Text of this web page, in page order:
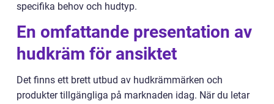
specifika behov och hudtyp.
En omfattande presentation av
hudkräm för ansiktet
Det finns ett brett utbud av hudkrämmärken och
produkter tillgängliga på marknaden idag. När du letar